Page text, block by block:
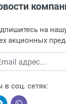
г. Москва,
о
пункт выдачи,
на
акционных
адрес
в соц. сетях: